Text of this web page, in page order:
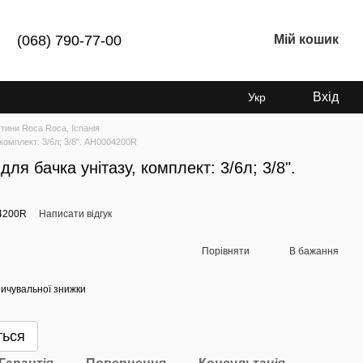
(068) 790-77-00 Мій кошик
Укр Вхід
Roca Roca, Іспанія
3/6л; 3/8". AH0004200R
бачка унітазу, комплект: 3/6л; 3/8".
Написати відгук
Порівняти В бажання
знижки